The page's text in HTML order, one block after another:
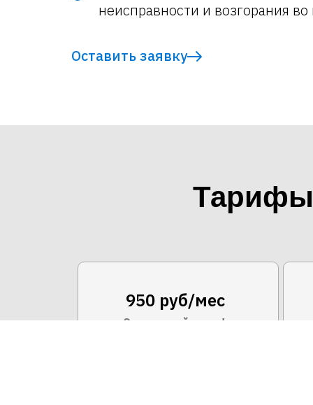
неисправности и возгорания
Оставить заявку
Тарифы
950 руб/мес
Экономный тариф